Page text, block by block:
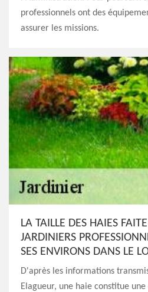
professionnels ont des
assurer les missions.
LA TAILLE DES HAIES
JARDINIERS
SES ENVIRONS DANS LE
D'après les informations
Elagueur, une haie constitue